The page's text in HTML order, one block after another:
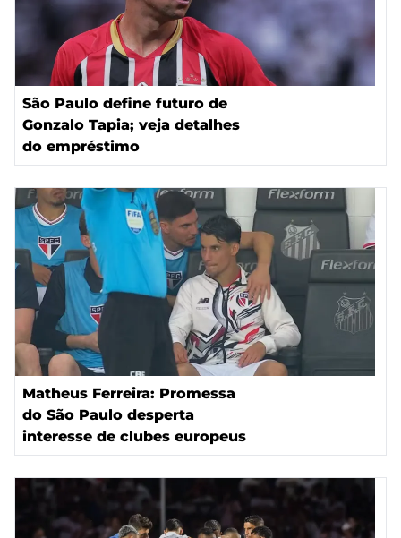
São Paulo define futuro de
Gonzalo Tapia; veja detalhes
do empréstimo
Matheus Ferreira: Promessa
do São Paulo desperta
interesse de clubes europeus